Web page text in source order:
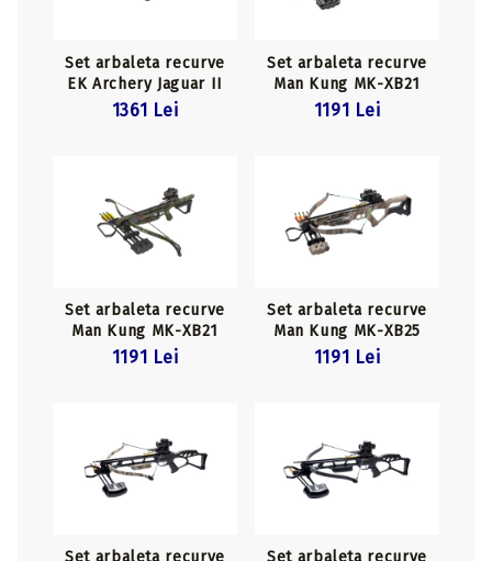
Set arbaleta recurve
EK Archery Jaguar II
Pro Black
1361 Lei
Set arbaleta recurve
Man Kung MK-XB21
Camo
1191 Lei
Set arbaleta recurve
Man Kung MK-XB21
Camo Green
1191 Lei
Set arbaleta recurve
Man Kung MK-XB25
Camo
1191 Lei
Set arbaleta recurve Set arbaleta recurve